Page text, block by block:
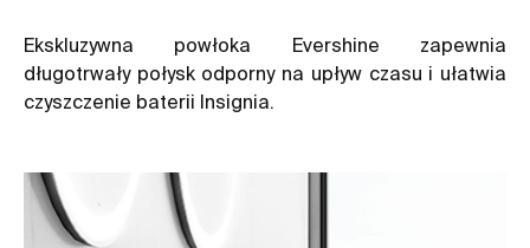
Ekskluzywna powłoka Evershine zapewnia
długotrwały połysk odporny na upływ czasu i ułatwia
czyszczenie baterii Insignia.